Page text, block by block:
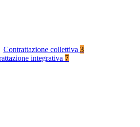
Contrattazione collettiva 3
integrativa 7